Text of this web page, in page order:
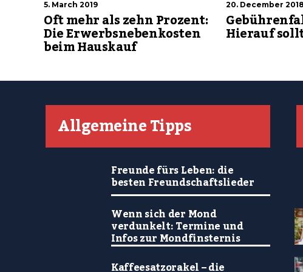
5. March 2019
Oft mehr als zehn Prozent:
Die Erwerbsnebenkosten
beim Hauskauf
20. December 2018
Hierauf
Allgemeine Tipps
Freunde fürs Leben: die
besten Freundschaftslieder
Wenn sich der Mond
verdunkelt: Termine und
Infos zur Mondfinsternis
Kaffeesatzorakel – die